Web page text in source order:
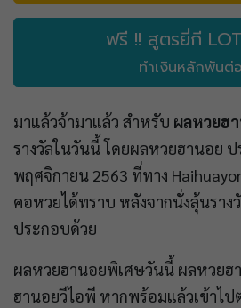
ฟรี !! สูตรยี่กี
ทำเงินหลักพันต่
มาแล้วจ้ามาแล้ว สำหรับ ผลหวยฮ
รางวัลในวันนี้ โดยผลหวยฮานอย
พฤศจิกายน 2563 ที่ทาง
คอหวยได้ทราบ หลังจากนั่งลุ้นรา
ประกอบด้วย
ผลหวยฮานอยพิเศษวันนี้ ผลหวยฮ
ฮานอยวีไอพี หากพร้อมแล้วเข้าไป